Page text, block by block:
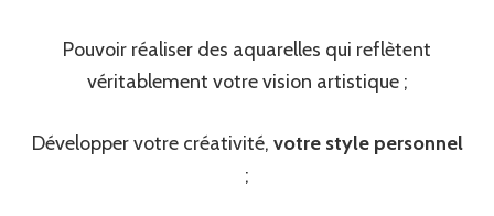
Pouvoir réaliser des aquarelles qui reflètent
véritablement votre vision artistique ;
Développer votre créativité, votre style personnel
;